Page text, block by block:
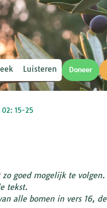
Luisteren Doneer
02: 15-25
goed mogelijk te
tekst.
alle bomen in vers 16,